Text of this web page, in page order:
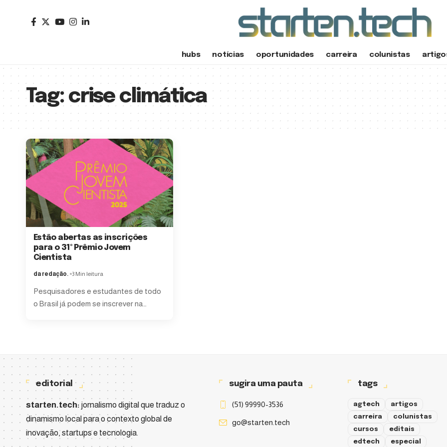
hubs notícias oportunidades carreira colunistas
Tag: crise climática
Estão abertas as inscrições
para o 31º Prêmio Jovem
Cientista
da redação. 3 Min leitura
Pesquisadores e estudantes de todo
o Brasil já podem se inscrever na
editorial
starten.tech: jornalismo digital que traduz o
dinamismo local para o contexto global de
inovação, startups e tecnologia.
sugira uma pauta
(51) 99990-3536
go@starten.tech
tags
agtech
artigos
carreira
colunistas
cursos
editais
edtech
especial